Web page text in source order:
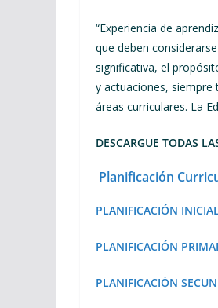
“Experiencia de
que deben
significativa, el
y actuaciones,
áreas curriculares. La
DESCARGUE TODAS
Planificación
PLANIFICACIÓN
PLANIFICACIÓN
PLANIFICACIÓN